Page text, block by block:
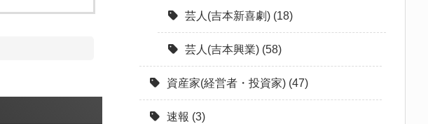
芸人(吉本新喜劇) (18)
芸人(吉本興業) (58)
資産家(経営者・投資家) (47)
速報 (3)